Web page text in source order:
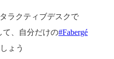
ラクティブデスクで
て、自分だけの#Fabergé
ょう